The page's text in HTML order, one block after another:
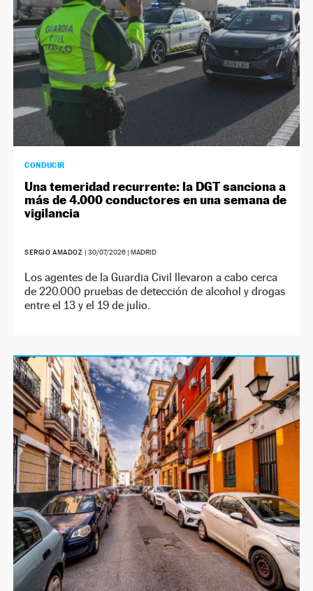
CONDUCIR
Una temeridad recurrente: la DGT sanciona a
más de 4.000 conductores en una semana de
vigilancia
SERGIO AMADOZ |30/07/2026 | MADRID
Los agentes de la Guardia Civil llevaron a cabo cerca
de 220.000 pruebas de detección de alcohol y drogas
entre el 13 y el 19 de julio.